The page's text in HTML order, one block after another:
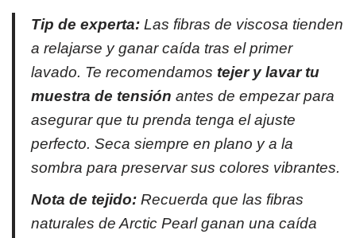
Tip de experta: Las fibras de viscosa tienden
a relajarse y ganar caída tras el primer
lavado. Te recomendamos tejer y lavar tu
muestra de tensión antes de empezar para
asegurar que tu prenda tenga el ajuste
perfecto. Seca siempre en plano y a la
sombra para preservar sus colores vibrantes.
Nota de tejido: Recuerda que las fibras
naturales de Arctic Pearl ganan una caída